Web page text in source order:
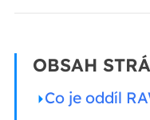
OBSAH
Co je oddíl